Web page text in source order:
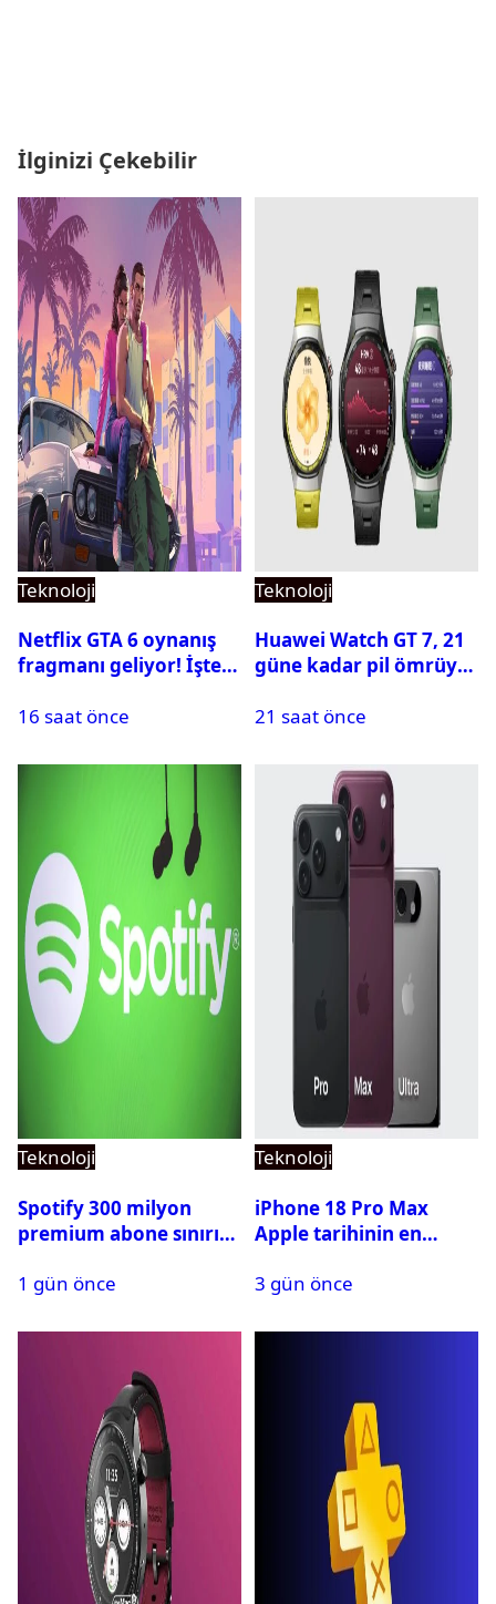
İlginizi Çekebilir
Teknoloji
Netflix GTA 6 oynanış
fragmanı geliyor! İşte
16 saat önce
Teknoloji
Huawei Watch GT 7, 21
güne kadar pil ömrüyle
21 saat önce
Teknoloji
Spotify 300 milyon
premium abone sınırını
1 gün önce
Teknoloji
iPhone 18 Pro Max
Apple tarihinin en
3 gün önce